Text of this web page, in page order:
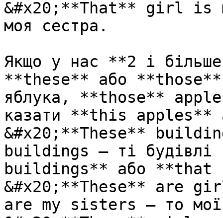
&#x20;**That** girl is
моя сестра.
Якщо у нас **2 і
**these** або
яблука, **those**
казати **this
&#x20;**These**
buildings – ті
buildings** або
&#x20;**These** are
are my sisters – то